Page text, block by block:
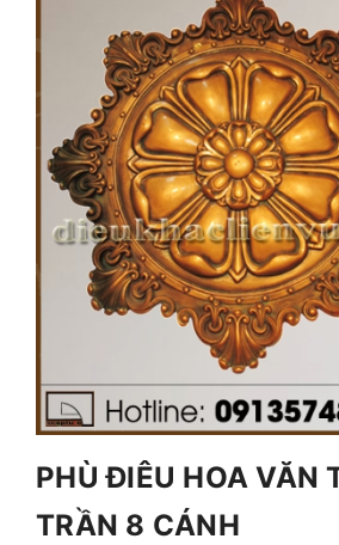
PHÙ ĐIÊU HOA VĂN
TRẦN 8 CÁNH